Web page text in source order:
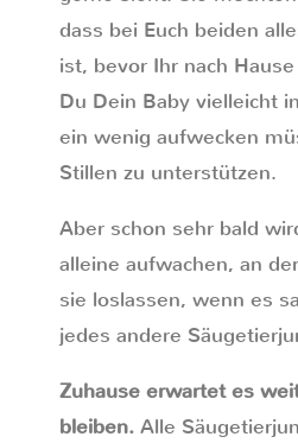
dass bei Euch beiden
ist, bevor Ihr nach
Du Dein Baby vielleicht
ein wenig aufwecken
Stillen zu unterstützen.
Aber schon sehr bald
alleine aufwachen, an
sie loslassen, wenn es
jedes andere
Zuhause erwartet es
bleiben. Alle